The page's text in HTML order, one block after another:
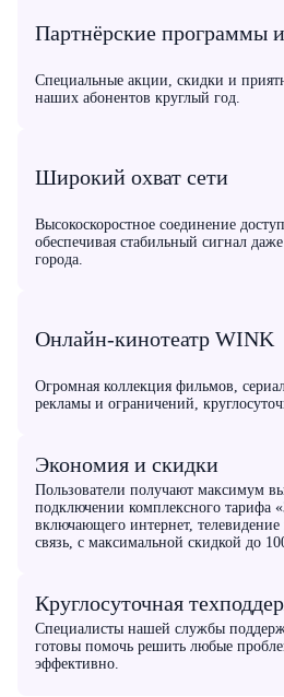
Круглосуточная
Специалисты нашей службы
готовы помочь решить любые
эффективно.
Экономия и скидки
Пользователи получают максимум
подключении комплексного тарифа
включающего интернет,
связь, с максимальной скидкой до
Онлайн-кинотеатр WINK
Огромная коллекция фильмов,
рекламы и ограничений,
Широкий охват сети
Высокоскоростное соединение
обеспечивая стабильный сигнал
города.
Партнёрские программы
Специальные акции, скидки и
наших абонентов круглый год.